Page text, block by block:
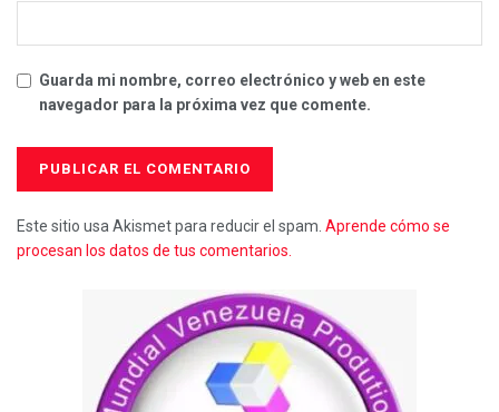
Guarda mi nombre, correo electrónico y web en este
navegador para la próxima vez que comente.
Este sitio usa Akismet para reducir el spam. Aprende cómo se
procesan los datos de tus comentarios.